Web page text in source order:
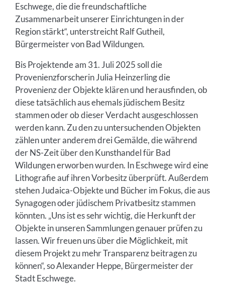
Eschwege, die die freundschaftliche
Zusammenarbeit unserer Einrichtungen in der
Region stärkt“, unterstreicht Ralf Gutheil,
Bürgermeister von Bad Wildungen.
Bis Projektende am 31. Juli 2025 soll die
Provenienzforscherin Julia Heinzerling die
Provenienz der Objekte klären und herausfinden, ob
diese tatsächlich aus ehemals jüdischem Besitz
stammen oder ob dieser Verdacht ausgeschlossen
werden kann. Zu den zu untersuchenden Objekten
zählen unter anderem drei Gemälde, die während
der NS-Zeit über den Kunsthandel für Bad
Wildungen erworben wurden. In Eschwege wird eine
Lithografie auf ihren Vorbesitz überprüft. Außerdem
stehen Judaica-Objekte und Bücher im Fokus, die aus
Synagogen oder jüdischem Privatbesitz stammen
könnten. „Uns ist es sehr wichtig, die Herkunft der
Objekte in unseren Sammlungen genauer prüfen zu
lassen. Wir freuen uns über die Möglichkeit, mit
diesem Projekt zu mehr Transparenz beitragen zu
können“, so Alexander Heppe, Bürgermeister der
Stadt Eschwege.